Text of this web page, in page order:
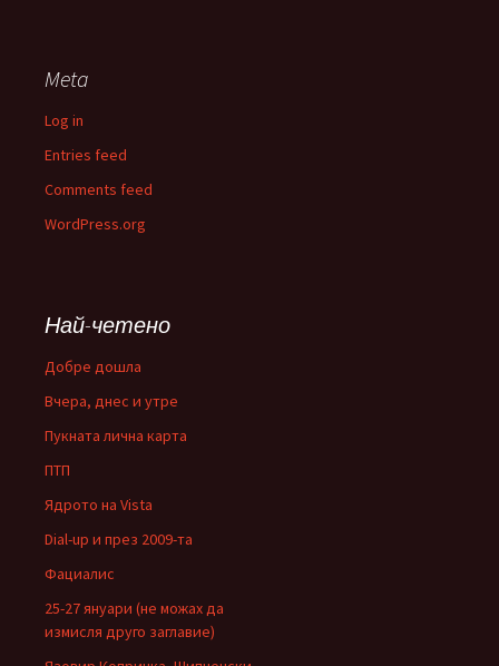
Meta
Log in
Entries feed
Comments feed
WordPress.org
Най-четено
Добре дошла
Вчера, днес и утре
Пукната лична карта
ПТП
Ядрото на Vista
Dial-up и през 2009-та
Фациалис
25-27 януари (не можах да
измисля друго заглавие)